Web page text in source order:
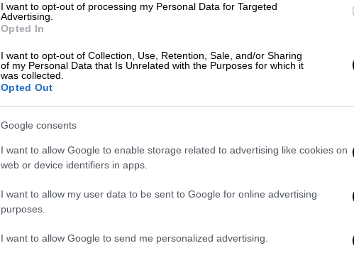
I want to opt-out of processing my Personal Data for Targeted
Advertising.
Opted In
I want to opt-out of Collection, Use, Retention, Sale, and/or Sharing
of my Personal Data that Is Unrelated with the Purposes for which it
was collected.
Opted Out
Google consents
I want to allow Google to enable storage related to advertising like cookies on
web or device identifiers in apps.
I want to allow my user data to be sent to Google for online advertising
purposes.
I want to allow Google to send me personalized advertising.